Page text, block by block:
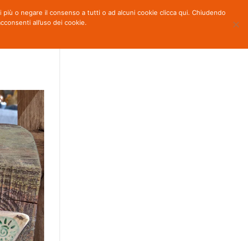
PRODOTTI NEWS PARTNERS CONTATTI
o negare il consenso a tutti o ad alcuni cookie clicca qui. Chiudendo
all’uso dei cookie.